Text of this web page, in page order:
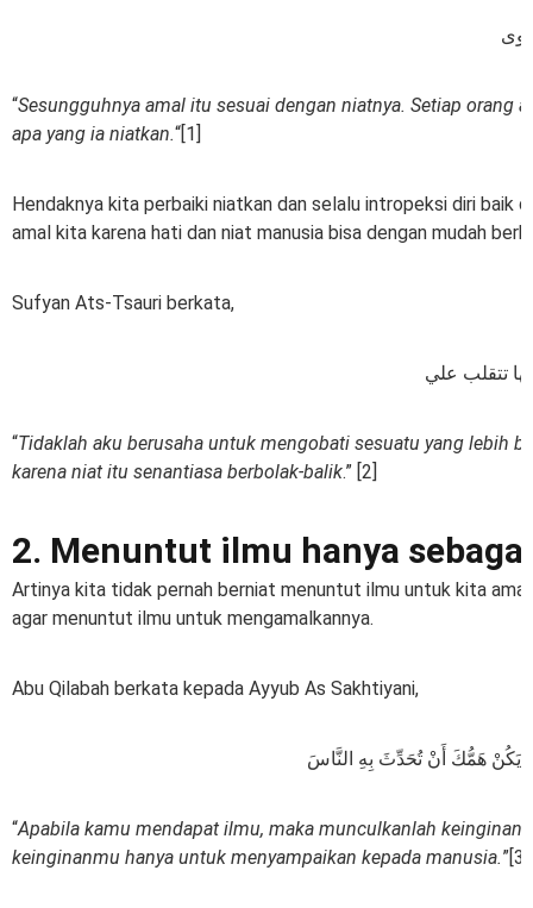
نوى
“Sesungguhnya amal itu sesuai dengan niatnya. Setiap orang
apa yang ia niatkan.“[1]
Hendaknya kita perbaiki niatkan dan selalu intropeksi diri baik
amal kita karena hati dan niat manusia bisa dengan mudah
Sufyan Ats-Tsauri berkata,
تتقلب علي
“Tidaklah aku berusaha untuk mengobati sesuatu yang lebih
karena niat itu senantiasa berbolak-balik.” [2]
2. Menuntut ilmu hanya
Artinya kita tidak pernah berniat menuntut ilmu untuk kita
agar menuntut ilmu untuk mengamalkannya.
Abu Qilabah berkata kepada Ayyub As Sakhtiyani,
يَكُنْ هَمُّكَ أَنْ تُحَدِّثَ بِهِ النَّاسَ
“Apabila kamu mendapat ilmu, maka munculkanlah keinginan
keinginanmu hanya untuk menyampaikan kepada manusia.”[3]